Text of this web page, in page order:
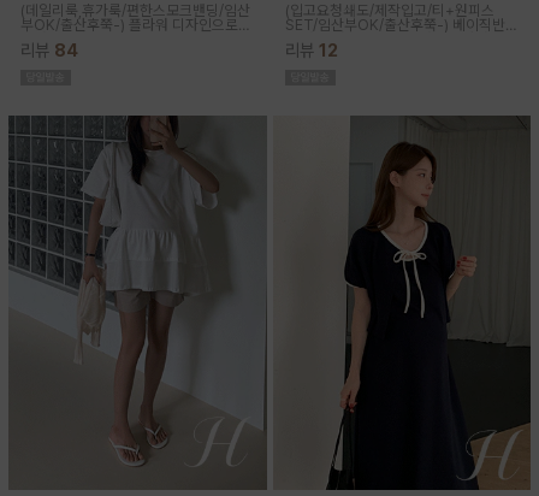
(데일리룩,휴가룩/편한스모크밴딩/임산
부OK/출산후쭉-) 플라워 디자인으로
여성스러워 소장욕구를 업시켜주는 뷔
스티에 원피스랍니다
리뷰 84
(입고요청쇄도/제작입고/티+원피스
SET/임산부OK/출산후쭉-) 베이직반팔
과 나시 원피스 세트 구성으로 가성비세
트로 탄탄한 코튼원단으로 부드럽고 내
리뷰 12